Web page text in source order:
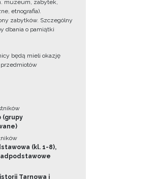
muzeum, zabytek,
etnografia).
zabytków. Szczególny
dbania o pamiątki
będą mieli okazję
(grupy
(kl. 1-8),
Tarnowa i